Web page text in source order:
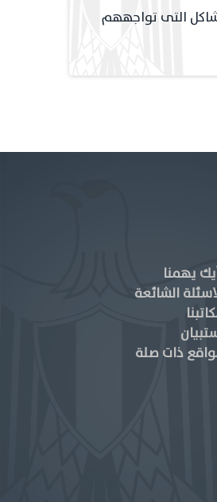
يهمنا
الشائعة
ذات صلة